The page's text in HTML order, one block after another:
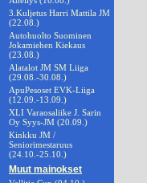
3.Kuljetus Harri Mattila JM
(22.08.)
Autohuolto Suominen
Jokamiehen Kiekaus
(23.08.)
Alatalot JM SM Liiga
(29.08.-30.08.)
ApuPesoset EVK-Liiga
(12.09.-13.09.)
XLI Varaosaliike J. Sarin
Oy Syys-JM (20.09.)
Kinkku JM /
Seniorimestaruus
(24.10.-25.10.)
Muut mainokset